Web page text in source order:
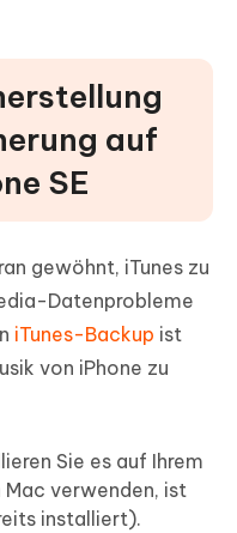
auf
SE
gewöhnt, iTunes zu
Datenprobleme
iTunes-Backup ist
von iPhone zu
Sie es auf Ihrem
verwenden, ist
installiert).